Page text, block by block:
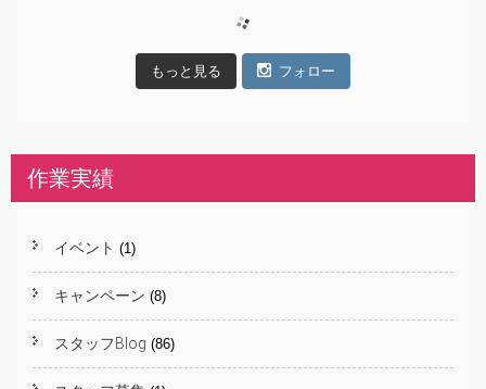
もっと見る フォロー
作業実績
イベント (1)
キャンペーン (8)
スタッフBlog (86)